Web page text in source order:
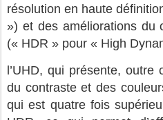
résolution en haute
») et des améliorations du
(« HDR » pour « High
l’UHD, qui présente, outre
du contraste et des
qui est quatre fois